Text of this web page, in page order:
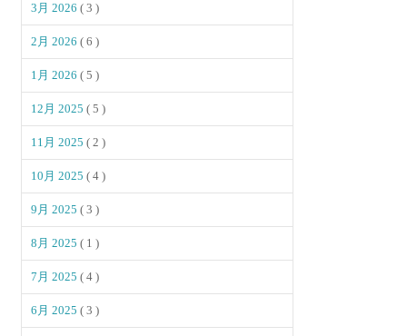
3月 2026( 3 )
2月 2026( 6 )
1月 2026( 5 )
12月 2025( 5 )
11月 2025( 2 )
10月 2025( 4 )
9月 2025( 3 )
8月 2025( 1 )
7月 2025( 4 )
6月 2025( 3 )